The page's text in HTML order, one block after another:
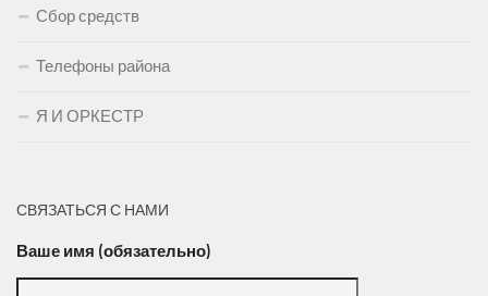
Сбор средств
Телефоны района
Я И ОРКЕСТР
СВЯЗАТЬСЯ С НАМИ
Ваше имя (обязательно)